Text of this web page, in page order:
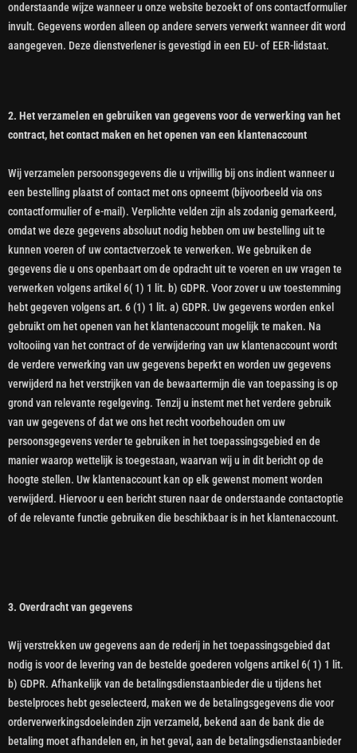
onderstaande wijze wanneer u onze website bezoekt of ons contactformulier
invult. Gegevens worden alleen op andere servers verwerkt wanneer dit word
aangegeven. Deze dienstverlener is gevestigd in een EU- of EER-lidstaat.
2. Het verzamelen en gebruiken van gegevens voor de verwerking van het
contract, het contact maken en het openen van een klantenaccount
Wij verzamelen persoonsgegevens die u vrijwillig bij ons indient wanneer u
een bestelling plaatst of contact met ons opneemt (bijvoorbeeld via ons
contactformulier of e-mail). Verplichte velden zijn als zodanig gemarkeerd,
omdat we deze gegevens absoluut nodig hebben om uw bestelling uit te
kunnen voeren of uw contactverzoek te verwerken. We gebruiken de
gegevens die u ons openbaart om de opdracht uit te voeren en uw vragen te
verwerken volgens artikel 6( 1) 1 lit. b) GDPR. Voor zover u uw toestemming
hebt gegeven volgens art. 6 (1) 1 lit. a) GDPR. Uw gegevens worden enkel
gebruikt om het openen van het klantenaccount mogelijk te maken. Na
voltooiing van het contract of de verwijdering van uw klantenaccount wordt
de verdere verwerking van uw gegevens beperkt en worden uw gegevens
verwijderd na het verstrijken van de bewaartermijn die van toepassing is op
grond van relevante regelgeving. Tenzij u instemt met het verdere gebruik
van uw gegevens of dat we ons het recht voorbehouden om uw
persoonsgegevens verder te gebruiken in het toepassingsgebied en de
manier waarop wettelijk is toegestaan, waarvan wij u in dit bericht op de
hoogte stellen. Uw klantenaccount kan op elk gewenst moment worden
verwijderd. Hiervoor u een bericht sturen naar de onderstaande contactoptie
of de relevante functie gebruiken die beschikbaar is in het klantenaccount.
3. Overdracht van gegevens
Wij verstrekken uw gegevens aan de rederij in het toepassingsgebied dat
nodig is voor de levering van de bestelde goederen volgens artikel 6( 1) 1 lit.
b) GDPR. Afhankelijk van de betalingsdienstaanbieder die u tijdens het
bestelproces hebt geselecteerd, maken we de betalingsgegevens die voor
orderverwerkingsdoeleinden zijn verzameld, bekend aan de bank die de
betaling moet afhandelen en, in het geval, aan de betalingsdienstaanbieder